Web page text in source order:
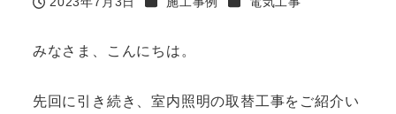
投稿日
みなさま、こんにちは。
先回に引き続き、室内照明の取替工事をご紹介い